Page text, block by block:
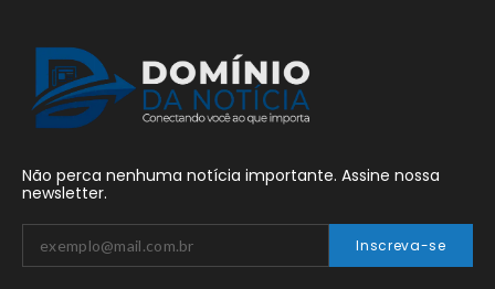
Não perca nenhuma notícia importante. Assine nossa
newsletter.
Inscreva-se